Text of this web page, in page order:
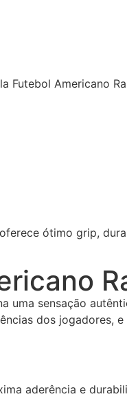
Futebol Americano
ótimo grip,
uma sensação
dos jogadores,
aderência e